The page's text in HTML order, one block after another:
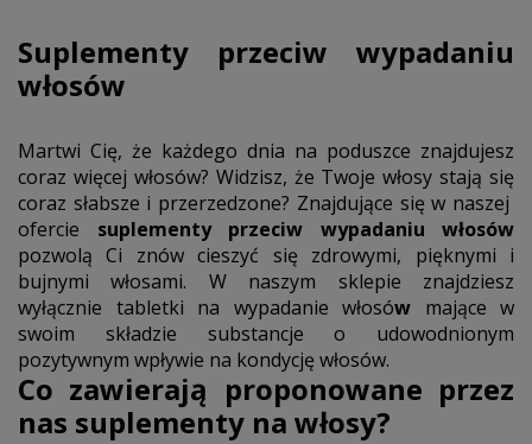
Suplementy przeciw wypadaniu
włosów
Martwi Cię, że każdego dnia na poduszce znajdujesz
coraz więcej włosów? Widzisz, że Twoje włosy stają się
coraz słabsze i przerzedzone? Znajdujące się w naszej
ofercie suplementy przeciw wypadaniu włosów
pozwolą Ci znów cieszyć się zdrowymi, pięknymi i
bujnymi włosami. W naszym sklepie znajdziesz
wyłącznie tabletki na wypadanie włosów mające w
swoim składzie substancje o udowodnionym
pozytywnym wpływie na kondycję włosów.
Co zawierają proponowane przez
nas suplementy na włosy?